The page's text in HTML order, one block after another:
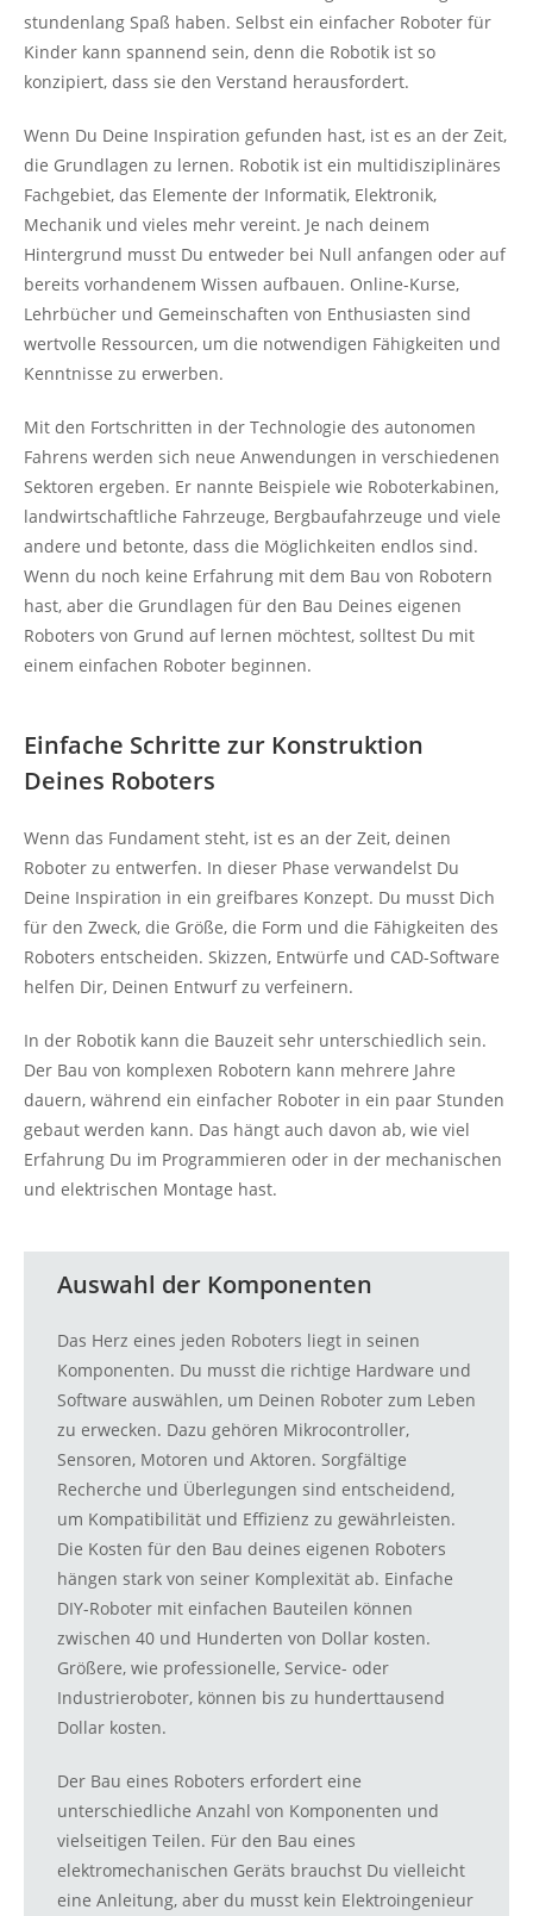
stundenlang Spaß haben. Selbst ein einfacher Roboter für
Kinder kann spannend sein, denn die Robotik ist so
konzipiert, dass sie den Verstand herausfordert.
Wenn Du Deine Inspiration gefunden hast, ist es an der Zeit,
die Grundlagen zu lernen. Robotik ist ein multidisziplinäres
Fachgebiet, das Elemente der Informatik, Elektronik,
Mechanik und vieles mehr vereint. Je nach deinem
Hintergrund musst Du entweder bei Null anfangen oder auf
bereits vorhandenem Wissen aufbauen. Online-Kurse,
Lehrbücher und Gemeinschaften von Enthusiasten sind
wertvolle Ressourcen, um die notwendigen Fähigkeiten und
Kenntnisse zu erwerben.
Mit den Fortschritten in der Technologie des autonomen
Fahrens werden sich neue Anwendungen in verschiedenen
Sektoren ergeben. Er nannte Beispiele wie Roboterkabinen,
landwirtschaftliche Fahrzeuge, Bergbaufahrzeuge und viele
andere und betonte, dass die Möglichkeiten endlos sind.
Wenn du noch keine Erfahrung mit dem Bau von Robotern
hast, aber die Grundlagen für den Bau Deines eigenen
Roboters von Grund auf lernen möchtest, solltest Du mit
einem einfachen Roboter beginnen.
Einfache Schritte zur Konstruktion
Deines Roboters
Wenn das Fundament steht, ist es an der Zeit, deinen
Roboter zu entwerfen. In dieser Phase verwandelst Du
Deine Inspiration in ein greifbares Konzept. Du musst Dich
für den Zweck, die Größe, die Form und die Fähigkeiten des
Roboters entscheiden. Skizzen, Entwürfe und CAD-Software
helfen Dir, Deinen Entwurf zu verfeinern.
In der Robotik kann die Bauzeit sehr unterschiedlich sein.
Der Bau von komplexen Robotern kann mehrere Jahre
dauern, während ein einfacher Roboter in ein paar Stunden
gebaut werden kann. Das hängt auch davon ab, wie viel
Erfahrung Du im Programmieren oder in der mechanischen
und elektrischen Montage hast.
Auswahl der Komponenten
Das Herz eines jeden Roboters liegt in seinen
Komponenten. Du musst die richtige Hardware und
Software auswählen, um Deinen Roboter zum Leben
zu erwecken. Dazu gehören Mikrocontroller,
Sensoren, Motoren und Aktoren. Sorgfältige
Recherche und Überlegungen sind entscheidend,
um Kompatibilität und Effizienz zu gewährleisten.
Die Kosten für den Bau deines eigenen Roboters
hängen stark von seiner Komplexität ab. Einfache
DIY-Roboter mit einfachen Bauteilen können
zwischen 40 und Hunderten von Dollar kosten.
Größere, wie professionelle, Service- oder
Industrieroboter, können bis zu hunderttausend
Dollar kosten.
Der Bau eines Roboters erfordert eine
unterschiedliche Anzahl von Komponenten und
vielseitigen Teilen. Für den Bau eines
elektromechanischen Geräts brauchst Du vielleicht
eine Anleitung, aber du musst kein Elektroingenieur